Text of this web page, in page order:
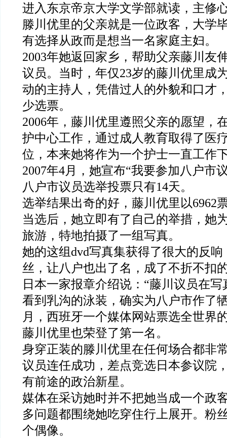
进入东京帝京大学文学部就读，主修
滕川优里的父亲就是一位政客，大学
有选择从政而是想当一名家庭主妇。
2003年她返回家乡，帮助父亲藤川友
议员。当时，年仅23岁的藤川优里成
动的主持人，凭借过人的外貌和口才
少选票。
2006年，藤川优里遵照父亲的愿望，
护中心工作，通过成人教育取得了医
位，本来她将作为一个护士一直工作
2007年4月，她宣布“我要参加八户市
八户市议员选举投票只有14天。
选举结果出奇的好，藤川优里以6962
当选后，她立即有了自己的举措，她
旅游，特地拍摄了一组写真。
她的这组dvd写真集获得了很大的反
丝，让八户也出了名，成了不折不扣
日本一家报章介绍说：“藤川议员在
看到乳沟的泳装，确实为八户市作了
月，西班牙一个媒体网站票选全世界
藤川优里也荣登了第一名。
身穿正装的滕川优里在任何场合都非
议员连任成功，差点竞选日本参议院
有前途的政治新星。
媒体在采访她时并不把她当成一个政
多问题都围绕她吃穿住行上展开。粉
个偶像。